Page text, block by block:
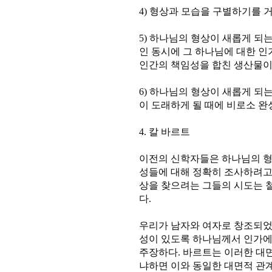
4) 형상과 모습을 구별하기를
5) 하나님의 형상이 새롭게 되
인 동시에 그 하나님에 대한
인간의 책임성을 합친 생산물
6) 하나님의 형상이 새롭게 되
이 도래하게 될 때에 비로소 완
4. 칼 바르트
이전의 신학자들은 하나님의
성들에 대해 정확히 조사하려
상을 찾으려는 그들의 시도는
다.
우리가 남자와 여자로 창조되
성이 있도록 하나님께서 인가
주장하다. 바르트는 이러한 대
냐하면 이와 동일한 대면적 관